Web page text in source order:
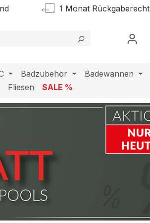
1 Monat Rückgaberecht
Badzubehör Badewannen
Fliesen SALE %